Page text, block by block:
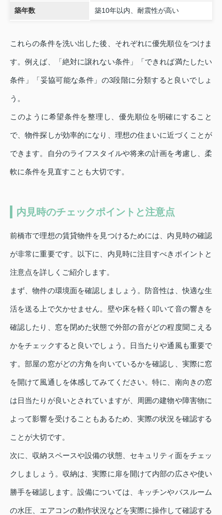
築年数 築10年以内、耐震性が高い
これらの条件を洗い出した後、それぞれに優先順位をつけま
す。例えば、「絶対に譲れない条件」「できれば満たしたい
条件」「妥協可能な条件」の3段階に分類すると良いでしょ
う。
このように希望条件を整理し、優先順位を明確にすること
で、物件探しが効率的になり、理想の住まいに近づくことが
できます。自分のライフスタイルや将来の計画を考慮し、柔
軟に条件を見直すことも大切です。
内見時のチェックポイントと注意点
前橋市で理想の賃貸物件を見つけるためには、内見時の確認
が非常に重要です。以下に、内見時に注目すべきポイントと
注意点を詳しくご紹介します。
まず、物件の環境面を確認しましょう。防音性は、快適な生
活を送る上で欠かせません。壁や床を軽く叩いて音の響きを
確認したり、窓を閉めた状態で外部の音がどの程度聞こえる
かをチェックすると良いでしょう。日当たりや通風も重要で
す。部屋の窓がどの方角を向いているかを確認し、実際に窓
を開けて風通しを体感してみてください。特に、南向きの窓
は日当たりが良いとされていますが、周囲の建物や障害物に
よって影響を受けることもあるため、実際の状況を確認する
ことが大切です。
次に、収納スペースや設備の状態、セキュリティ面をチェッ
クしましょう。収納は、実際に扉を開けて内部の広さや使い
勝手を確認します。設備については、キッチンやバスルーム
の水圧、エアコンの動作状況などを実際に操作して確認する